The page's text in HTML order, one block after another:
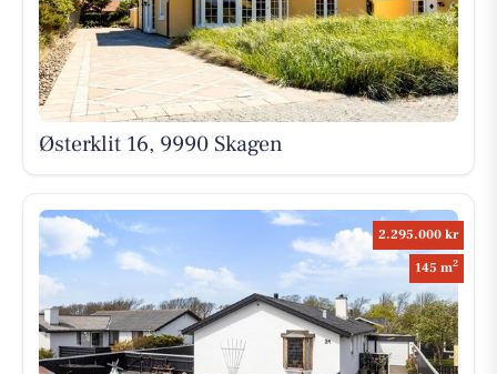
Østerklit 16, 9990 Skagen
2.295.000 kr
145 m2